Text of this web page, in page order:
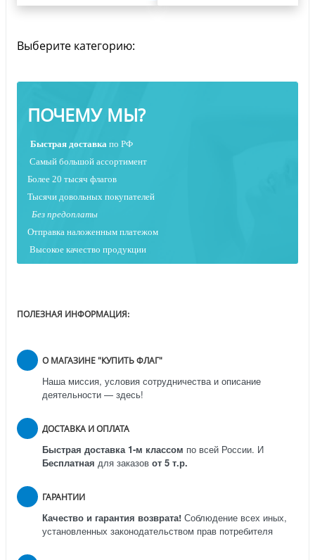
Выберите категорию:
ПОЧЕМУ МЫ?
Быстрая доставка по РФ
Самый большой ассортимент
Более 20 тысяч флагов
Тысячи довольных покупателей
Без предоплаты
Отправка наложенным платежом
Высокое качество продукции
ПОЛЕЗНАЯ ИНФОРМАЦИЯ:
О МАГАЗИНЕ "КУПИТЬ ФЛАГ"
Наша миссия, условия сотрудничества и описание
деятельности — здесь!
ДОСТАВКА И ОПЛАТА
Быстрая доставка 1-м классом по всей России. И
Бесплатная для заказов от 5 т.р.
ГАРАНТИИ
Качество и гарантия возврата! Соблюдение всех иных,
установленных законодательством прав потребителя